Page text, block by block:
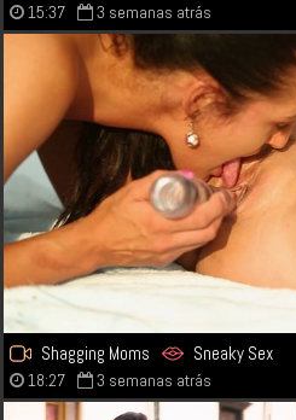
15:37 3 semanas atrás
Shagging Moms Sneaky Sex
18:27 3 semanas atrás